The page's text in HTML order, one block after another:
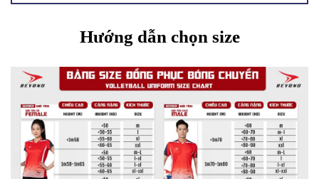
Hướng dẫn chọn size